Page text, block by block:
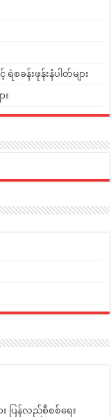
ခန်းဖုန်းနံပါတ်များ
း
း ပြန်လည်စီစစ်ရေး